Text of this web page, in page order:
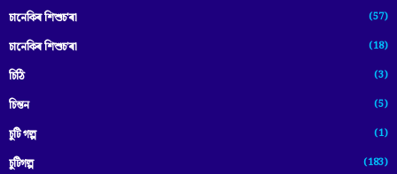
চানেকিৰ শিশুচ'ৰা (57)
চানেকিৰ শিশুচ’ৰা (18)
চিঠি (3)
চিন্তন (5)
চুটি গল্প (1)
চুটিগল্প (183)